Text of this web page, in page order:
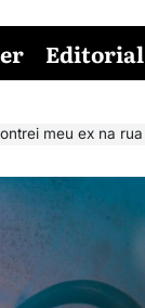
Editorial
meu ex na rua